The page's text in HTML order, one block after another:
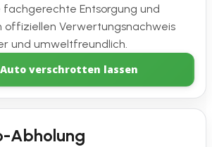
Entsorgung und
offiziellen Verwertungsnachweis
und umweltfreundlich.
verschrotten lassen
Abholung